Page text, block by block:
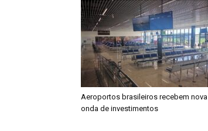
Aeroportos brasileiros recebem nova
onda de investimentos